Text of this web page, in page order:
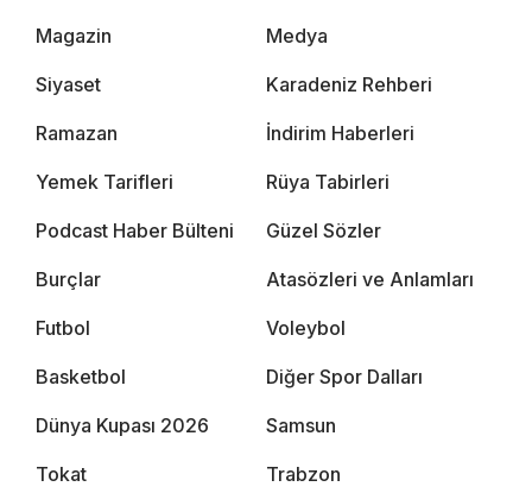
Magazin Medya
Siyaset Karadeniz Rehberi
Ramazan İndirim Haberleri
Yemek Tarifleri Rüya Tabirleri
Podcast Haber Bülteni Güzel Sözler
Burçlar Atasözleri ve Anlamları
Futbol Voleybol
Basketbol Diğer Spor Dalları
Dünya Kupası 2026 Samsun
Tokat Trabzon